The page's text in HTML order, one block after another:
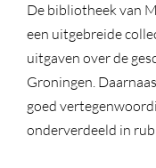
De bibliotheek van
een uitgebreide
uitgaven over de
Groningen.
goed
onderverdeeld in